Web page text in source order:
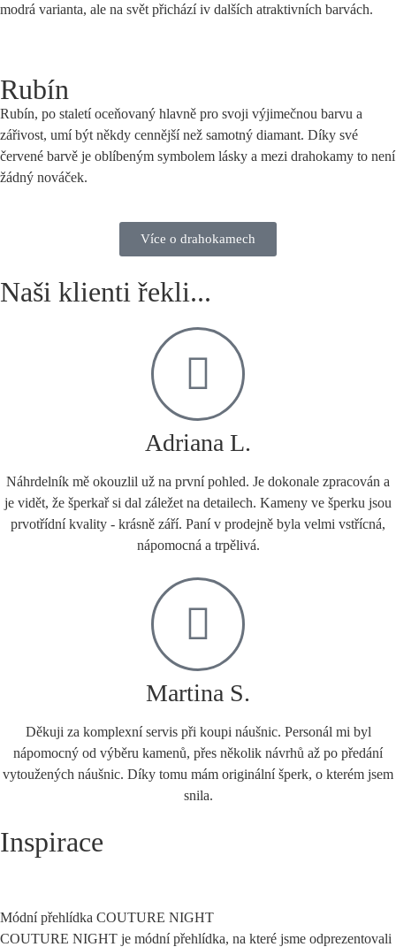
modrá varianta, ale na svět přichází iv dalších atraktivních barvách.
Rubín
Rubín, po staletí oceňovaný hlavně pro svoji výjimečnou barvu a
zářivost, umí být někdy cennější než samotný diamant. Díky své
červené barvě je oblíbeným symbolem lásky a mezi drahokamy to není
žádný nováček.
Více o drahokamech
Naši klienti řekli...
Adriana L.
Náhrdelník mě okouzlil už na první pohled. Je dokonale zpracován a
je vidět, že šperkař si dal záležet na detailech. Kameny ve šperku jsou
prvotřídní kvality - krásně září. Paní v prodejně byla velmi vstřícná,
nápomocná a trpělivá.
Martina S.
Děkuji za komplexní servis při koupi náušnic. Personál mi byl
nápomocný od výběru kamenů, přes několik návrhů až po předání
vytoužených náušnic. Díky tomu mám originální šperk, o kterém jsem
snila.
Inspirace
Módní přehlídka COUTURE NIGHT
COUTURE NIGHT je módní přehlídka, na které jsme odprezentovali